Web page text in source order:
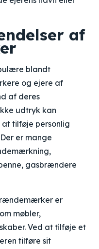
af
blandt
og ejere af
af deres
udtryk kan
tilføje personlig
er mange
gasbrændere
er
møbler,
Ved at tilføje et
tilføre sit